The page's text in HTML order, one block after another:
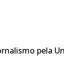
pela